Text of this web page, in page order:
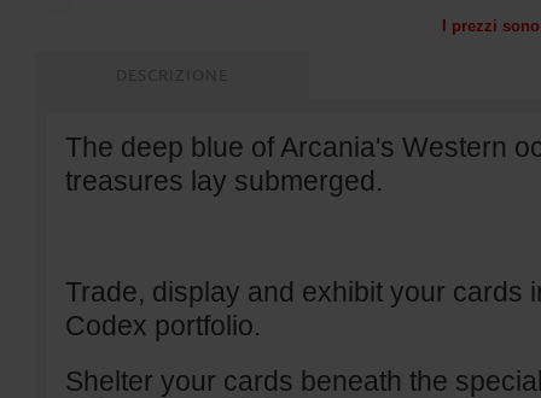
I prezzi
The deep blue of Arcania's Western
treasures lay submerged.
Trade, display and exhibit your cards
Codex portfolio.
Shelter your cards beneath the